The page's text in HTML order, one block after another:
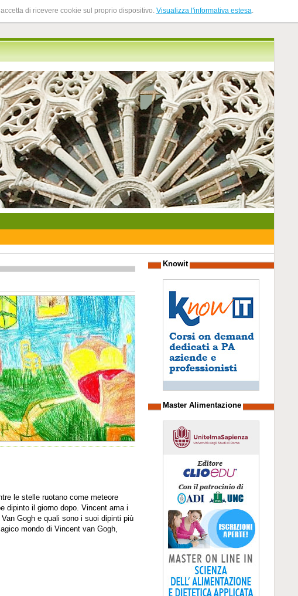
di ricevere cookie sul proprio dispositivo. Visualizza l'informativa estesa.
le stelle ruotano come meteore
dipinto il giorno dopo. Vincent ama i
Gogh e quali sono i suoi dipinti più
mondo di Vincent van Gogh,
Knowit
Master Alimentazione